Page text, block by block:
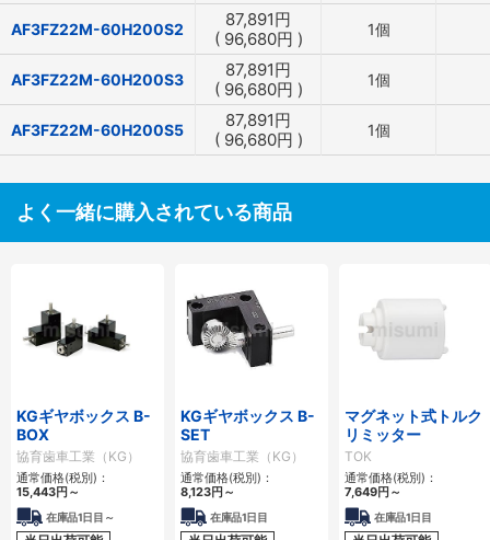
AF3FZ22M-60H200S2 87,891円
( 96,680円 ) 1個
AF3FZ22M-60H200S3 87,891円
( 96,680円 ) 1個
AF3FZ22M-60H200S5 87,891円
( 96,680円 ) 1個
よく一緒に購入されている商品
KGギヤボックス B-
BOX
協育歯車工業（KG）
通常価格(税別)：
15,443円～
在庫品1日目～
KGギヤボックス B-
SET
協育歯車工業（KG）
通常価格(税別)：
8,123円～
在庫品1日目
マグネット式トルク
リミッター
TOK
通常価格(税別)：
7,649円～
在庫品1日目